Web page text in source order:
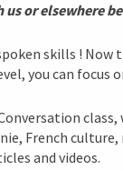
us or elsewhere
skills ! Now
you can focus
French culture,
and videos.